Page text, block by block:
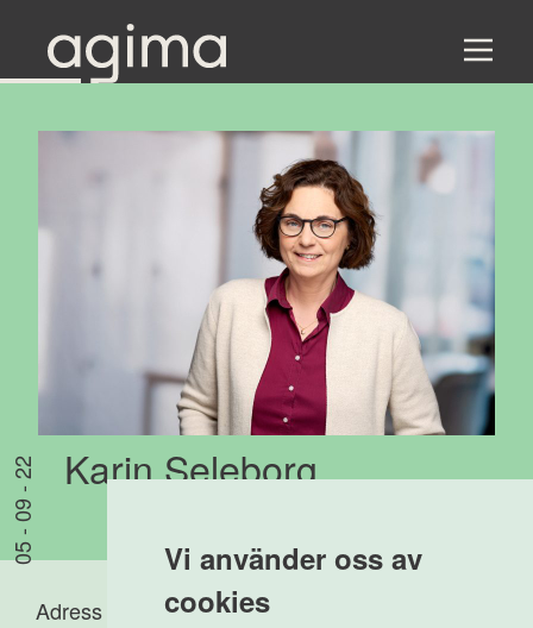
Vi använder oss av
cookies
Karin Seleborg
05 - 09 - 22
Adress
Karlavägen 112